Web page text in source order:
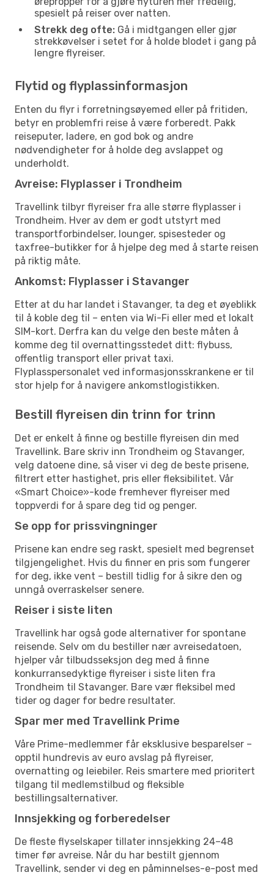
spesielt på reiser over natten.
Strekk deg ofte: Gå i midtgangen eller gjør
strekkøvelser i setet for å holde blodet i gang på
lengre flyreiser.
Flytid og flyplassinformasjon
Enten du flyr i forretningsøyemed eller på fritiden,
betyr en problemfri reise å være forberedt. Pakk
reiseputer, ladere, en god bok og andre
nødvendigheter for å holde deg avslappet og
underholdt.
Avreise: Flyplasser i Trondheim
Travellink tilbyr flyreiser fra alle større flyplasser i
Trondheim. Hver av dem er godt utstyrt med
transportforbindelser, lounger, spisesteder og
taxfree-butikker for å hjelpe deg med å starte reisen
på riktig måte.
Ankomst: Flyplasser i Stavanger
Etter at du har landet i Stavanger, ta deg et øyeblikk
til å koble deg til – enten via Wi-Fi eller med et lokalt
SIM-kort. Derfra kan du velge den beste måten å
komme deg til overnattingsstedet ditt: flybuss,
offentlig transport eller privat taxi.
Flyplasspersonalet ved informasjonsskrankene er til
stor hjelp for å navigere ankomstlogistikken.
Bestill flyreisen din trinn for trinn
Det er enkelt å finne og bestille flyreisen din med
Travellink. Bare skriv inn Trondheim og Stavanger,
velg datoene dine, så viser vi deg de beste prisene,
filtrert etter hastighet, pris eller fleksibilitet. Vår
«Smart Choice»-kode fremhever flyreiser med
toppverdi for å spare deg tid og penger.
Se opp for prissvingninger
Prisene kan endre seg raskt, spesielt med begrenset
tilgjengelighet. Hvis du finner en pris som fungerer
for deg, ikke vent – bestill tidlig for å sikre den og
unngå overraskelser senere.
Reiser i siste liten
Travellink har også gode alternativer for spontane
reisende. Selv om du bestiller nær avreisedatoen,
hjelper vår tilbudsseksjon deg med å finne
konkurransedyktige flyreiser i siste liten fra
Trondheim til Stavanger. Bare vær fleksibel med
tider og dager for bedre resultater.
Spar mer med Travellink Prime
Våre Prime-medlemmer får eksklusive besparelser –
opptil hundrevis av euro avslag på flyreiser,
overnatting og leiebiler. Reis smartere med prioritert
tilgang til medlemstilbud og fleksible
bestillingsalternativer.
Innsjekking og forberedelser
De fleste flyselskaper tillater innsjekking 24–48
timer før avreise. Når du har bestilt gjennom
Travellink, sender vi deg en påminnelses-e-post med